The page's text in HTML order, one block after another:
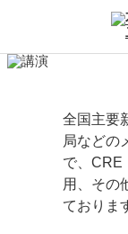
全国主要
局などの
で、CRE
用、その
ておりま